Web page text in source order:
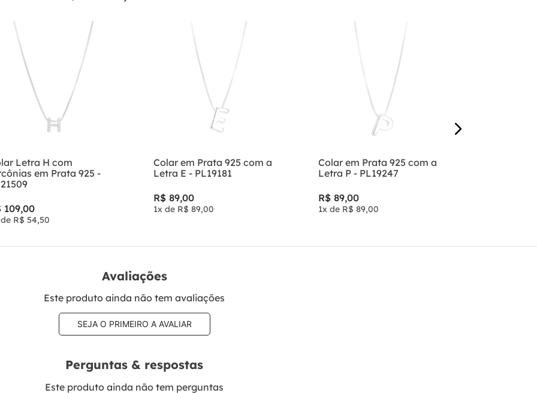
Letra H com
em Prata 925 -
109,00
R$ 54,50
Colar em Prata 925 com a
Letra E - PL19181
R$ 89,00
1x de R$ 89,00
Colar em Prata 925 com a
Letra P - PL19247
R$ 89,00
1x de R$ 89,00
Avaliações
Este produto ainda não tem avaliações
SEJA O PRIMEIRO A AVALIAR
Perguntas & respostas
Este produto ainda não tem perguntas